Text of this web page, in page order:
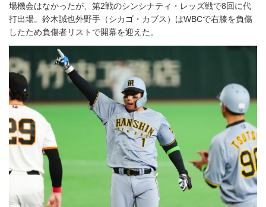
場機会はなかったが、第2戦のシンシナティ・レッズ戦で8回に代
打出場。鈴木誠也外野手（シカゴ・カブス）はWBCで右膝を負傷
したため負傷者リストで開幕を迎えた。